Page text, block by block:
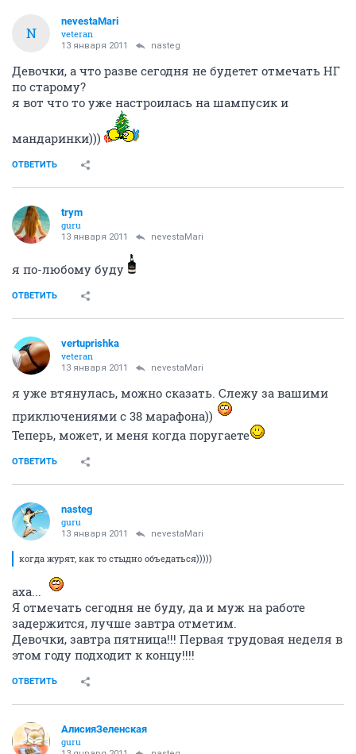
N
nevestaMari
veteran
13 января 2011 nasteg
Девочки, а что разве сегодня не будетет отмечать НГ
по старому?
я вот что то уже настроилась на шампусик и
мандаринки)))
ОТВЕТИТЬ
trym
guru
13 января 2011 nevestaMari
я по-любому буду
ОТВЕТИТЬ
vertuprishka
veteran
13 января 2011 nevestaMari
я уже втянулась, можно сказать. Слежу за вашими
приключениями с 38 марафона))
Теперь, может, и меня когда поругаете
ОТВЕТИТЬ
nasteg
guru
13 января 2011 nevestaMari
когда журят, как то стыдно объедаться)))))
аха...
Я отмечать сегодня не буду, да и муж на работе
задержится, лучше завтра отметим.
Девочки, завтра пятница!!! Первая трудовая неделя в
этом году подходит к концу!!!!
ОТВЕТИТЬ
АлисияЗеленская
guru